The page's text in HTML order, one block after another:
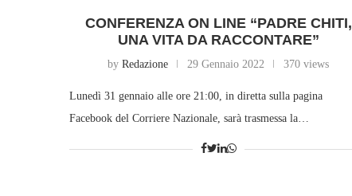
CONFERENZA ON LINE “PADRE CHITI,
UNA VITA DA RACCONTARE”
byRedazione 29 Gennaio 2022 370 views
Lunedì 31 gennaio alle ore 21:00, in diretta sulla pagina
Facebook del Corriere Nazionale, sarà trasmessa la…